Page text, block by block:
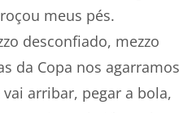
meus pés.
desconfiado, mezzo
da Copa nos agarramos
arribar, pegar a bola,